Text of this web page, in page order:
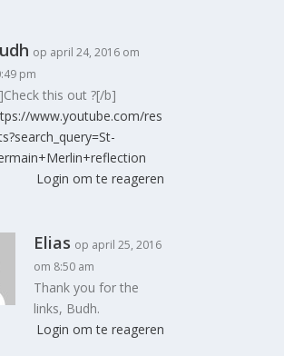
op april 24, 2016 om
pm
this out ?[/b]
www.youtube.com/res
Login om te reageren
Elias op april 25, 2016
om 8:50 am
Thank you for the
links, Budh.
Login om te reageren